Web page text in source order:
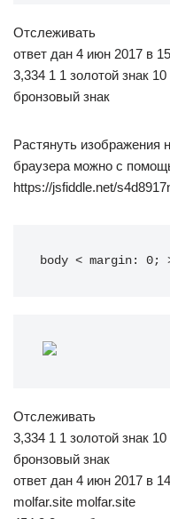
Отслеживать
ответ дан 4 июн 2017 в
3,334 1 1 золотой знак
бронзовый знак
Растянуть изображения
браузера можно с
https://jsfiddle.net/
body < margin: 0;
Отслеживать
3,334 1 1 золотой знак
бронзовый знак
ответ дан 4 июн 2017 в
molfar.site molfar.site